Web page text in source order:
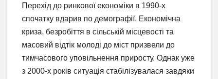
Перехід до ринкової економіки в 1990-х
спочатку вдарив по демографії. Економічна
криза, безробіття в сільській місцевості та
масовий відтік молоді до міст призвели до
тимчасового уповільнення приросту. Однак уже
з 2000-х років ситуація стабілізувалася завдяки